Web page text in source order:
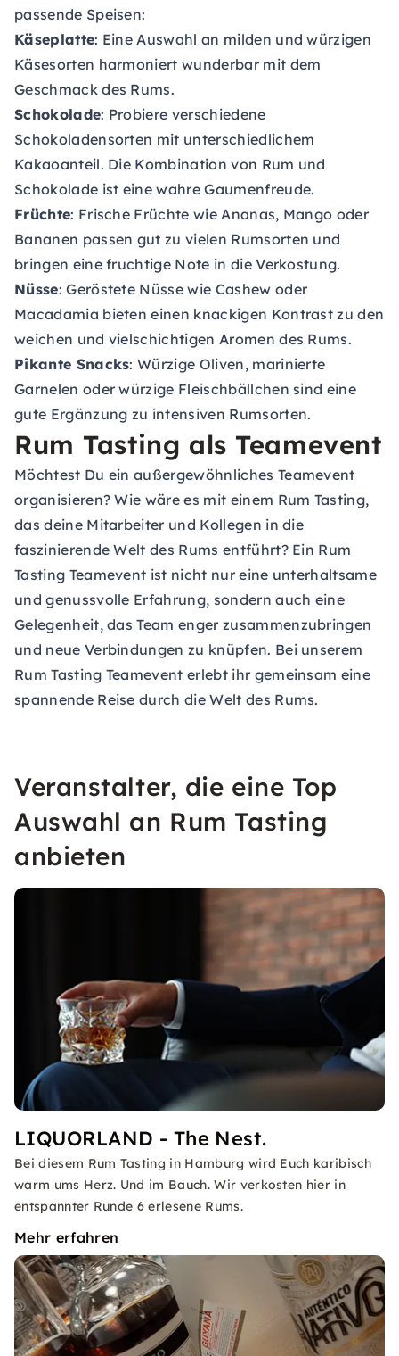
passende Speisen:
Käseplatte: Eine Auswahl an milden und würzigen
Käsesorten harmoniert wunderbar mit dem
Geschmack des Rums.
Schokolade: Probiere verschiedene
Schokoladensorten mit unterschiedlichem
Kakaoanteil. Die Kombination von Rum und
Schokolade ist eine wahre Gaumenfreude.
Früchte: Frische Früchte wie Ananas, Mango oder
Bananen passen gut zu vielen Rumsorten und
bringen eine fruchtige Note in die Verkostung.
Nüsse: Geröstete Nüsse wie Cashew oder
Macadamia bieten einen knackigen Kontrast zu den
weichen und vielschichtigen Aromen des Rums.
Pikante Snacks: Würzige Oliven, marinierte
Garnelen oder würzige Fleischbällchen sind eine
gute Ergänzung zu intensiven Rumsorten.
Rum Tasting als Teamevent
Möchtest Du ein außergewöhnliches Teamevent
organisieren? Wie wäre es mit einem Rum Tasting,
das deine Mitarbeiter und Kollegen in die
faszinierende Welt des Rums entführt? Ein Rum
Tasting Teamevent ist nicht nur eine unterhaltsame
und genussvolle Erfahrung, sondern auch eine
Gelegenheit, das Team enger zusammenzubringen
und neue Verbindungen zu knüpfen. Bei unserem
Rum Tasting Teamevent erlebt ihr gemeinsam eine
spannende Reise durch die Welt des Rums.
Veranstalter, die eine Top
Auswahl an Rum Tasting
anbieten
LIQUORLAND - The Nest.
Bei diesem Rum Tasting in Hamburg wird Euch karibisch
warm ums Herz. Und im Bauch. Wir verkosten hier in
entspannter Runde 6 erlesene Rums.
Mehr erfahren